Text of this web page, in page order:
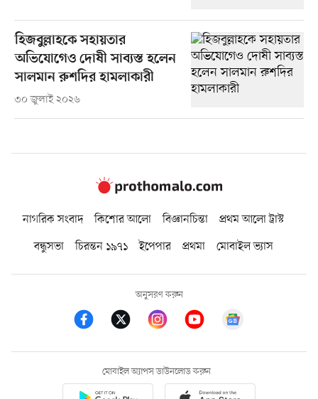
হিজবুল্লাহকে সহায়তার
অভিযোগেও দোষী সাব্যস্ত হলেন
সালমান রুশদির হামলাকারী
৩০ জুলাই ২০২৬
নাগরিক সংবাদ কিশোর আলো বিজ্ঞানচিন্তা
প্রথম আলো ট্রাস্ট
বন্ধুসভা
চিরন্তন ১৯৭১ ইপেপার প্রথমা মোবাইল ভ্যাস
অনুসরণ করুন
মোবাইল অ্যাপস ডাউনলোড করুন